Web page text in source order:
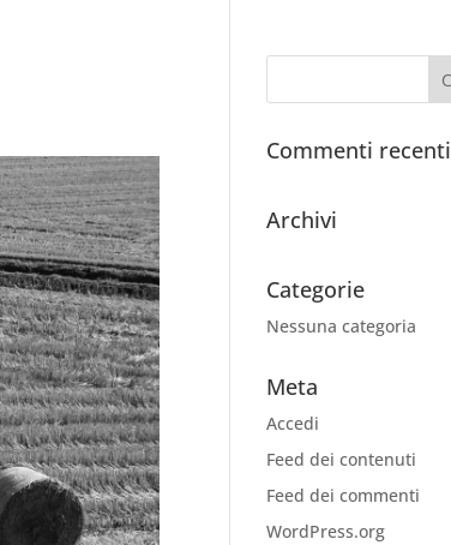
Commenti recenti
Archivi
Categorie
Nessuna categoria
Meta
Accedi
Feed dei contenuti
Feed dei commenti
WordPress.org